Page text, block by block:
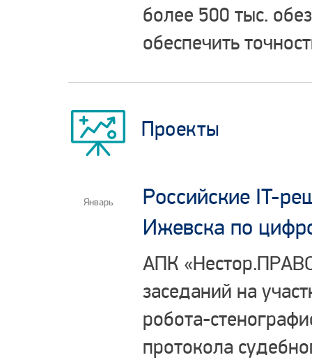
более 500 тыс.
обеспечить
Проекты
Январь
Российские IT-
Ижевска по
АПК
заседаний на
робота-
протокола